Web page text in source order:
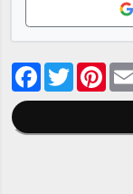
Facebook
Twitter